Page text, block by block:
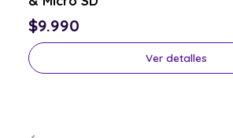
$9.990
Ver detalles